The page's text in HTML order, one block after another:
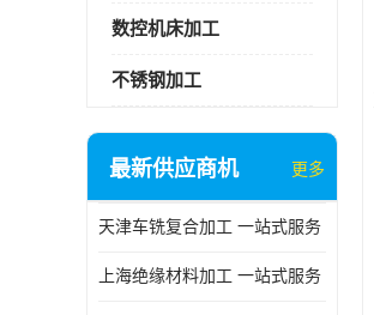
数控机床加工
不锈钢加工
最新供应商机 更多
天津车铣复合加工 一站式服务
上海绝缘材料加工 一站式服务